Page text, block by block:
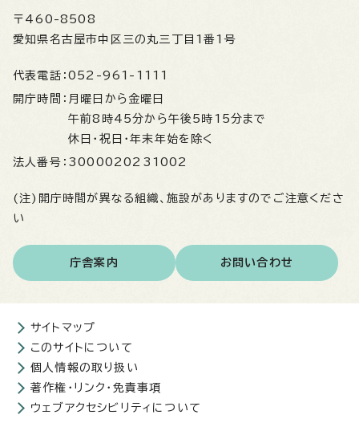
〒460-8508
愛知県名古屋市中区三の丸三丁目1番1号
代表電話： 052-961-1111
開庁時間： 月曜日から金曜日
午前8時45分から午後5時15分まで
休日・祝日・年末年始を除く
法人番号： 3000020231002
(注)開庁時間が異なる組織、施設がありますのでご注意くださ
い
庁舎案内 お問い合わせ
サイトマップ
このサイトについて
個人情報の取り扱い
著作権・リンク・免責事項
ウェブアクセシビリティについて